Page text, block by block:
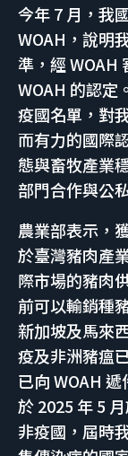
今年 7 月，我
WOAH，說明
準，經 WOAH
WOAH 的認定
疫國名單，對
而有力的國際
態與畜牧產業
部門合作與公
農業部表示，
於臺灣豬肉產
際市場的豬肉
前可以輸銷種
新加坡及馬來
疫及非洲豬瘟
已向 WOAH
於 2025 年 5
非疫國，屆時